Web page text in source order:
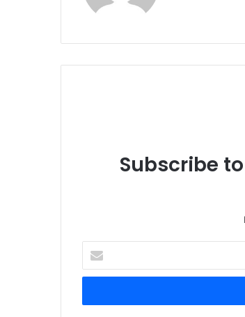
Subscribe
seu
de